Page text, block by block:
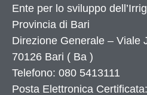
Numeri utili
Elenco siti tematici
Servizi di
Servizi di
Accessibilità
Mappa del sito
Ente per lo sviluppo
Provincia di Bari
Direzione Generale – Viale
70126 Bari ( Ba )
Telefono: 080 5413111
Posta Elettronica Certificata: